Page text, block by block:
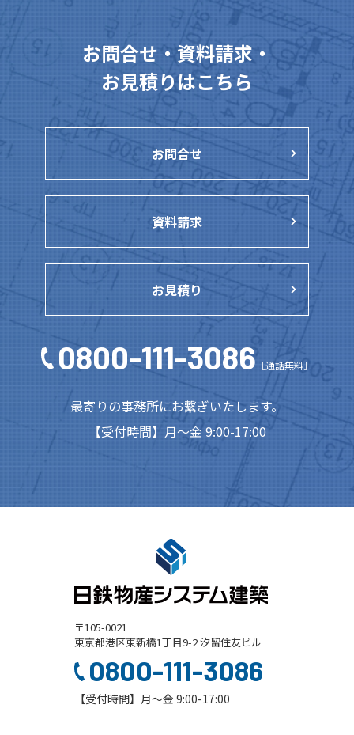
お問合せ・資料請求・
お見積りはこちら
お問合せ
資料請求
お見積り
0800-111-3086 ［通話無料］
最寄りの事務所にお繋ぎいたします。
【受付時間】月～金 9:00-17:00
〒105-0021
東京都港区東新橋1丁目9-2 汐留住友ビル
0800-111-3086
【受付時間】月～金 9:00-17:00